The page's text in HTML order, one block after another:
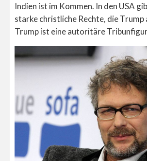
Indien ist im Kommen. In den USA
starke christliche Rechte, die Trump
Trump ist eine autoritäre